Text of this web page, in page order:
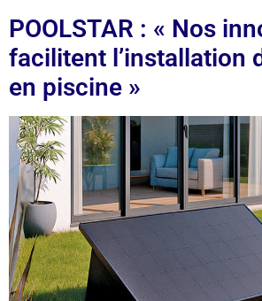
POOLSTAR : « Nos
facilitent l’installation
en piscine »